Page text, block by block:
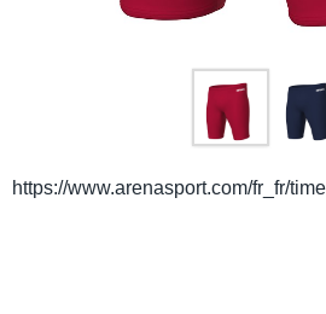
https://www.arenasport.com/fr_fr/